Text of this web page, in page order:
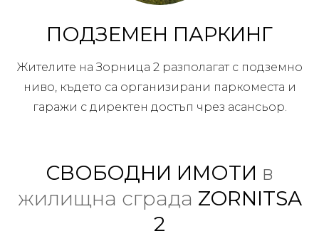
ПОДЗЕМЕН ПАРКИНГ
Жителите на Зорница 2 разполагат с подземно
ниво, където са организирани паркоместа и
гаражи с директен достъп чрез асансьор.
СВОБОДНИ ИМОТИ в
жилищна сграда ZORNITSA
2